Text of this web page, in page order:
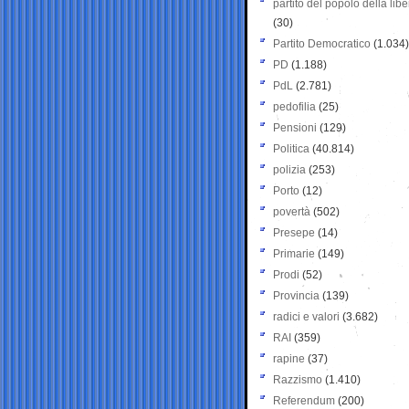
partito del popolo della
(30)
Partito Democratico (1.034)
PD (1.188)
PdL (2.781)
pedofilia (25)
Pensioni (129)
Politica (40.814)
polizia (253)
Porto (12)
povertà (502)
Presepe (14)
Primarie (149)
Prodi (52)
Provincia (139)
radici e valori (3.682)
RAI (359)
rapine (37)
Razzismo (1.410)
Referendum (200)